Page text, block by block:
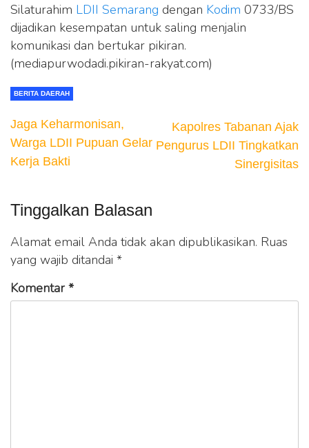
Silaturahim LDII Semarang dengan Kodim 0733/BS
dijadikan kesempatan untuk saling menjalin
komunikasi dan bertukar pikiran.
(mediapurwodadi.pikiran-rakyat.com)
BERITA DAERAH
Jaga Keharmonisan,
Warga LDII Pupuan Gelar
Kerja Bakti
Kapolres Tabanan Ajak
Pengurus LDII Tingkatkan
Sinergisitas
Tinggalkan Balasan
Alamat email Anda tidak akan dipublikasikan. Ruas
yang wajib ditandai *
Komentar *